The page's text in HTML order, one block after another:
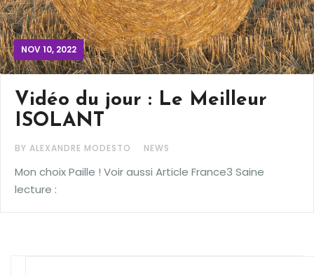
NOV 10, 2022
Vidéo du jour : Le Meilleur
ISOLANT
BY ALEXANDRE MODESTO NEWS
Mon choix Paille ! Voir aussi Article France3 Saine
lecture :